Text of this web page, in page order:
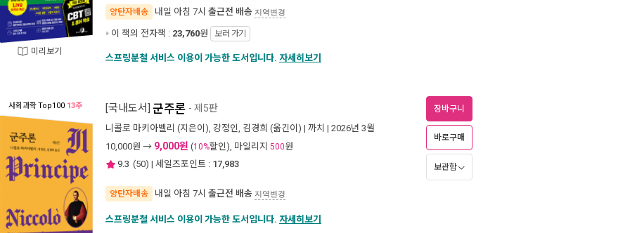
미리보기
양탄자배송 내일 아침 7시 출근전 배송 지역변경
이 책의 전자책 : 23,760원 보러 가기
스프링분철 서비스 이용이 가능한 도서입니다. 자세히보기
사회과학Top100 13주 [국내도서] 군주론 - 제5판
니콜로 마키아벨리 (지은이), 강정인, 김경희 (옮긴이) | 까치 | 2026년 3월
10,000원 → 9,000원 (10%할인), 마일리지 500원
9.3 (50) | 세일즈포인트 : 17,983
양탄자배송 내일 아침 7시 출근전 배송 지역변경
장바구니
바로구매
보관함
스프링분철 서비스 이용이 가능한 도서입니다. 자세히보기